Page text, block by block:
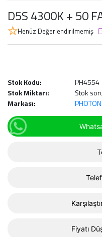
D5S 4300K + 50
Henüz Değerlendirilmemiş
Stok Kodu:
PH4554
Stok Miktarı:
Stok
Markası:
PHOTON
Fiyatı